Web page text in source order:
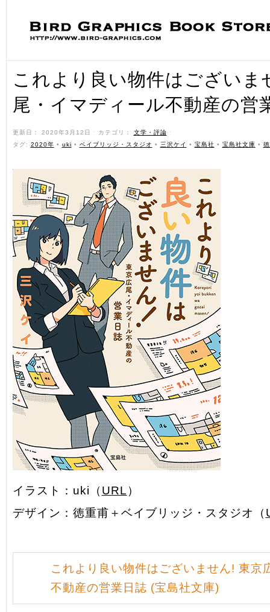
これより良い物件はございま
尾・イマディール不動産の営
更新日： 2020年3月12日 ˑ カテゴリ： 文学・評論 ˑ
タグ: 2020年 • uki • ベイブリッジ・スタジオ • 三沢ケイ • 宝島社 • 宝島社文庫 •
イラスト：uki（ URL ）
デザイン：徳重甫＋ベイブリッジ・スタジオ（
これより良い物件はございません! 東京
不動産の営業日誌 (宝島社文庫)